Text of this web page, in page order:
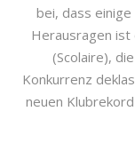
bei, dass
Herausragen ist
(Scolaire),
Konkurrenz
neuen